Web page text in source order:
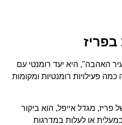
בפריז
האהבה", היא יעד רומנטי עם
פעילויות רומנטיות ומקומות
פריז, מגדל אייפל, הוא ביקור
או לעלות במדרגות